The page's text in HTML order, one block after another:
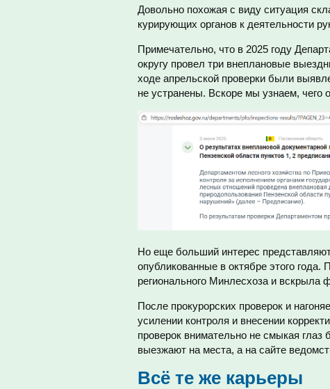
Довольно похожая с виду ситуация
курирующих органов к деятельности
Примечательно, что в 2025 году
округу провел три внеплановые
ходе апрельской проверки были
не устранены. Вскоре мы узнаем, чего
Но еще больший интерес
опубликованные в октябре этого
регионального Минлесхоза и
После прокурорских проверок и
усилении контроля и внесении
проверок внимательно не смыкая
выезжают на места, а на сайте
Всё те же карьеры